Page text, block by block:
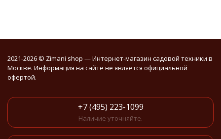
2021-2026 © Zimani shop — Интернет-магазин садовой техники в
Москве. Информация на сайте не является официальной
офертой.
+7 (495) 223-1099
Наличие уточняйте.